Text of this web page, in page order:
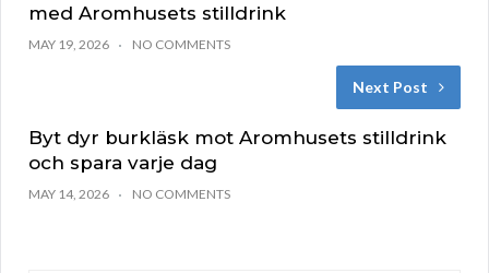
med Aromhusets stilldrink
MAY 19, 2026 NO COMMENTS
Next Post
Byt dyr burkläsk mot Aromhusets stilldrink
och spara varje dag
MAY 14, 2026 NO COMMENTS